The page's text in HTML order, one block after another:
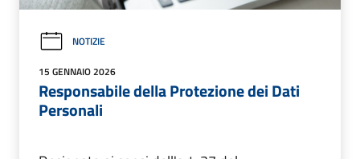
NOTIZIE
15 GENNAIO 2026
Responsabile della Protezione dei Dati
Personali